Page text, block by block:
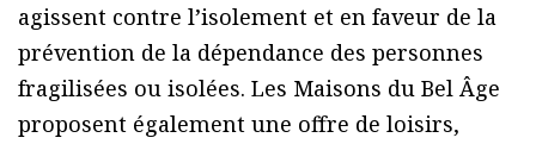
agissent contre l’isolement et en faveur de la
prévention de la dépendance des personnes
fragilisées ou isolées. Les Maisons du Bel Âge
proposent également une offre de loisirs,